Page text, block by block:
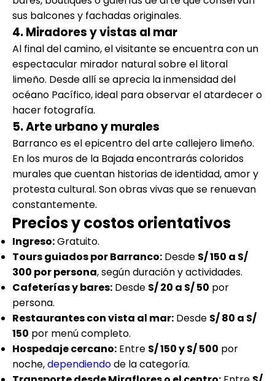
sus balcones y fachadas originales.
4. Miradores y vistas al mar
Al final del camino, el visitante se encuentra con un
espectacular mirador natural sobre el litoral
limeño. Desde allí se aprecia la inmensidad del
océano Pacífico, ideal para observar el atardecer o
hacer fotografía.
5. Arte urbano y murales
Barranco es el epicentro del arte callejero limeño.
En los muros de la Bajada encontrarás coloridos
murales que cuentan historias de identidad, amor y
protesta cultural. Son obras vivas que se renuevan
constantemente.
Precios y costos orientativos
Ingreso:Gratuito.
Tours guiados por Barranco: Desde S/ 150 a S/
300 por persona, según duración y actividades.
Cafeterías y bares: Desde S/ 20 a S/ 50 por
persona.
Restaurantes con vista al mar: Desde S/ 80 a S/
150 por menú completo.
Hospedaje cercano: Entre S/ 150 y S/ 500 por
noche,dependiendode la categoría.